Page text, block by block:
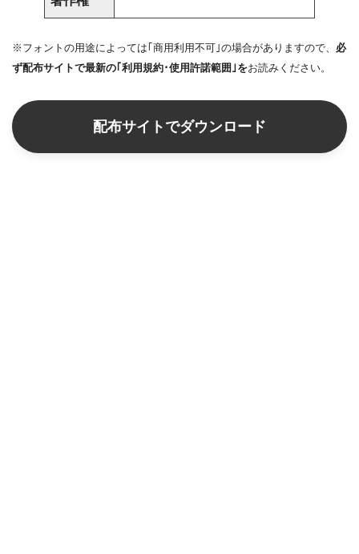
※フォントの用途によっては｢商用利用不可｣の場合がありますので、 必
ず配布サイトで最新の｢利用規約･使用許諾範囲｣をお読みください。
配布サイトでダウンロード